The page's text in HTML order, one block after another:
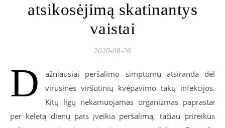
atsikosėjimą skatinantys
vaistai
2020-08-26
D
ažniausiai peršalimo simptomų atsiranda dėl
virusinės viršutinių kvėpavimo takų infekcijos.
Kitų ligų nekamuojamas organizmas paprastai
per keletą dienų pats įveikia peršalimą, tačiau prireikus